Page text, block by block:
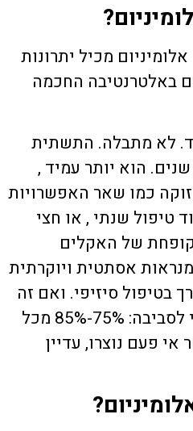
מכיל יתרונות
באלטרנטיבה החכמה
לא מתבלה. התשתית
הוא יותר עמיד ,
כמו שאר האפשרויות
טיפול שנתי , או חצי
של האקלים
אסתטית ויוקרתית
בטיפול סיזיפי. ואם זה
לא מספיק: הוא ידידותי לסביבה: 75%-85% מכל
אי פעם נוצרו, עדיין